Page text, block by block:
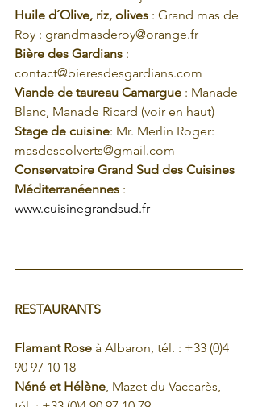
Huile d´Olive, riz, olives : Grand mas de
Roy : grandmasderoy@orange.fr
Bière des Gardians :
contact@bieresdesgardians.com
Viande de taureau Camargue : Manade
Blanc, Manade Ricard (voir en haut)
Stage de cuisine: Mr. Merlin Roger:
masdescolverts@gmail.com
Conservatoire Grand Sud des Cuisines
Méditerranéennes :
www.cuisinegrandsud.fr
RESTAURANTS
Flamant Rose à Albaron, tél. : +33 (0)4
90 97 10 18
Néné et Hélène, Mazet du Vaccarès,